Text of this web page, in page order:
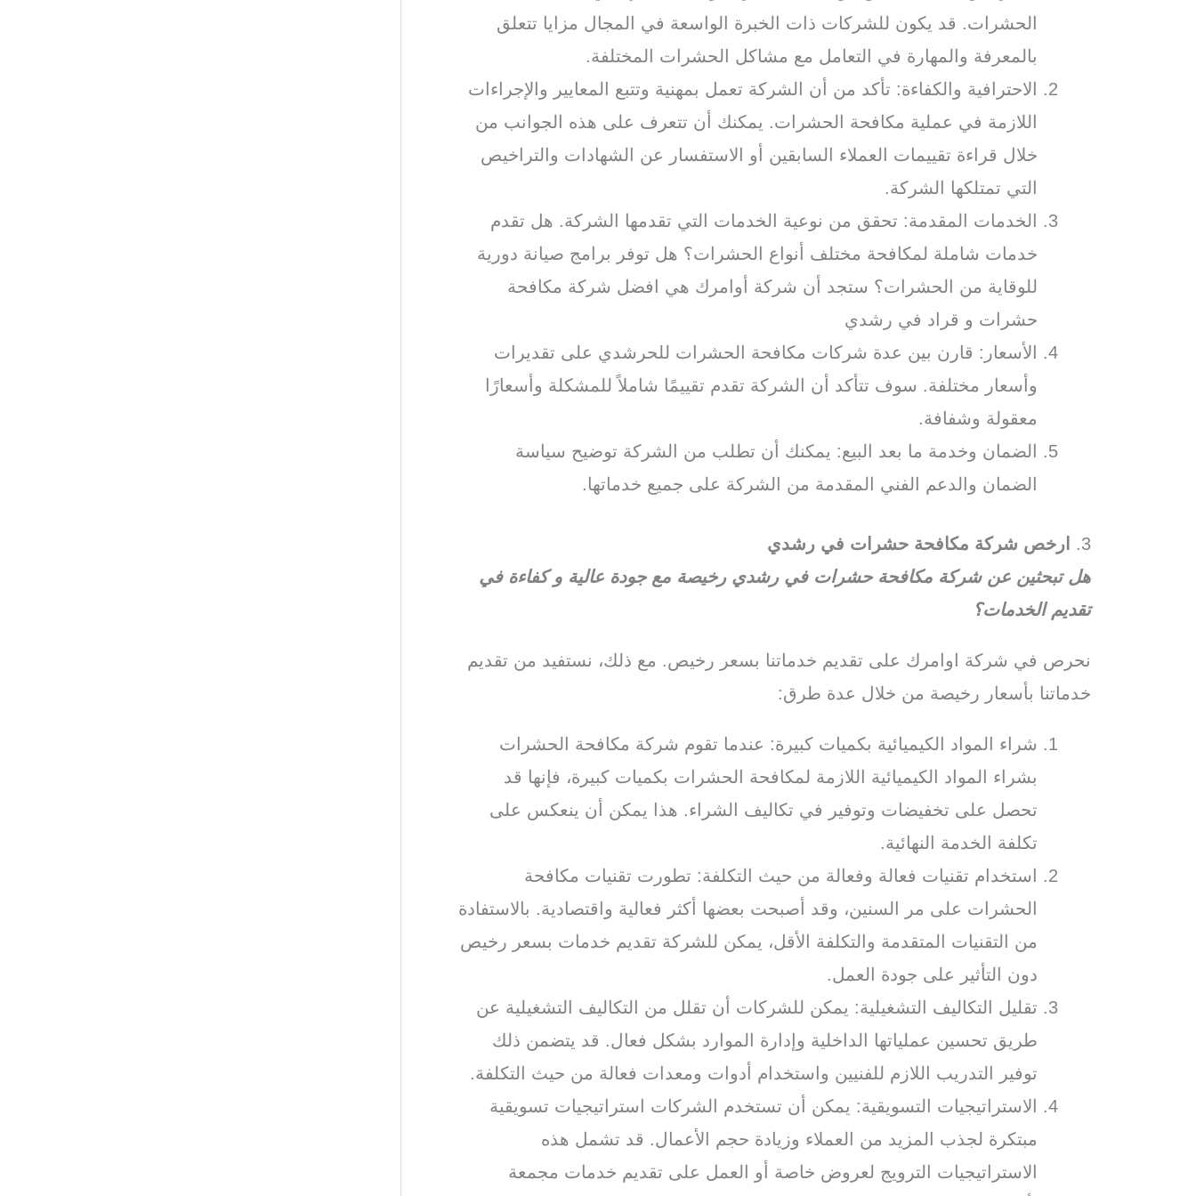
الحشرات. قد يكون للشركات ذات الخبرة الواسعة في المجال مزايا تتعلق
بالمعرفة والمهارة في التعامل مع مشاكل الحشرات المختلفة.
الاحترافية والكفاءة: تأكد من أن الشركة تعمل بمهنية وتتبع المعايير والإجراءات
اللازمة في عملية مكافحة الحشرات. يمكنك أن تتعرف على هذه الجوانب من
خلال قراءة تقييمات العملاء السابقين أو الاستفسار عن الشهادات والتراخيص
التي تمتلكها الشركة.
الخدمات المقدمة: تحقق من نوعية الخدمات التي تقدمها الشركة. هل تقدم
خدمات شاملة لمكافحة مختلف أنواع الحشرات؟ هل توفر برامج صيانة دورية
للوقاية من الحشرات؟ ستجد أن شركة أوامرك هي افضل شركة مكافحة
حشرات و قراد في رشدي
الأسعار: قارن بين عدة شركات مكافحة الحشرات للحرشدي على تقديرات
وأسعار مختلفة. سوف تتأكد أن الشركة تقدم تقييمًا شاملاً للمشكلة وأسعارًا
معقولة وشفافة.
الضمان وخدمة ما بعد البيع: يمكنك أن تطلب من الشركة توضيح سياسة
الضمان والدعم الفني المقدمة من الشركة على جميع خدماتها.
3.
ارخص شركة مكافحة حشرات في رشدي
هل تبحثين عن شركة مكافحة حشرات في رشدي رخيصة مع جودة عالية و كفاءة في
تقديم الخدمات؟
نحرص في شركة اوامرك على تقديم خدماتنا بسعر رخيص. مع ذلك، نستفيد من تقديم
خدماتنا بأسعار رخيصة من خلال عدة طرق:
شراء المواد الكيميائية بكميات كبيرة: عندما تقوم شركة مكافحة الحشرات
بشراء المواد الكيميائية اللازمة لمكافحة الحشرات بكميات كبيرة، فإنها قد
تحصل على تخفيضات وتوفير في تكاليف الشراء. هذا يمكن أن ينعكس على
تكلفة الخدمة النهائية.
استخدام تقنيات فعالة وفعالة من حيث التكلفة: تطورت تقنيات مكافحة
الحشرات على مر السنين، وقد أصبحت بعضها أكثر فعالية واقتصادية. بالاستفادة
من التقنيات المتقدمة والتكلفة الأقل، يمكن للشركة تقديم خدمات بسعر رخيص
دون التأثير على جودة العمل.
تقليل التكاليف التشغيلية: يمكن للشركات أن تقلل من التكاليف التشغيلية عن
طريق تحسين عملياتها الداخلية وإدارة الموارد بشكل فعال. قد يتضمن ذلك
توفير التدريب اللازم للفنيين واستخدام أدوات ومعدات فعالة من حيث التكلفة.
الاستراتيجيات التسويقية: يمكن أن تستخدم الشركات استراتيجيات تسويقية
مبتكرة لجذب المزيد من العملاء وزيادة حجم الأعمال. قد تشمل هذه
الاستراتيجيات الترويج لعروض خاصة أو العمل على تقديم خدمات مجمعة